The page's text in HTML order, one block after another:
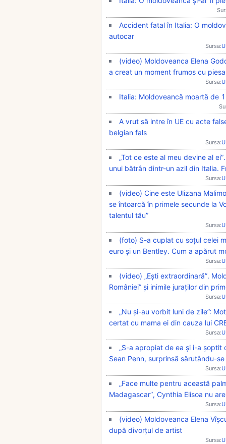
Accident fatal în Italia: O
autocar
Sursa:
(video) Moldoveanca Elena
a creat un moment frumos cu piesa
Sursa:
Italia: Moldoveancă moartă de
A vrut să intre în UE cu acte
belgian fals
Sursa:
„Tot ce este al meu devine al
unui bătrân dintr-un azil din Italia.
Sursa:
(video) Cine este Ulizana
se întoarcă în primele secunde la
talentul tău”
Sursa:
(foto) S-a cuplat cu soțul celei
euro și un Bentley. Cum a apărut
Sursa:
(video) „Ești extraordinară”.
României” și inimile juraților din
Sursa:
„Nu și-au vorbit luni de zile”:
certat cu mama ei din cauza lui
Sursa:
„S-a apropiat de ea și i-a șoptit
Sean Penn, surprinsă sărutându-
Sursa:
„Face multe pentru această
Madagascar”, Cynthia Elisoa nu
Sursa:
(video) Moldoveanca Elena
după divorțul de artist
Sursa: